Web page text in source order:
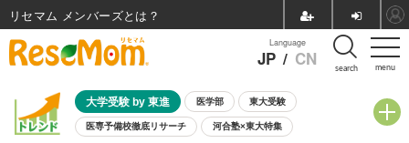
menu
Language
JP / CN search
大学受験 by 東進 医学部 東大受験
医専予備校徹底リサーチ 河合塾×東大特集
リセマム メンバーズ